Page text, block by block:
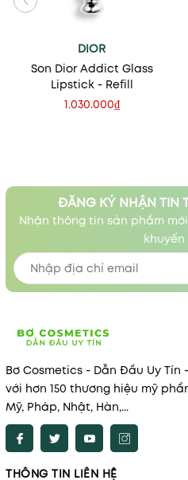
DIOR
Son Dior Addict Glass
Lipstick - Refill
1.030.000₫
ĐĂNG KÝ NHẬN TIN
Nhận thông tin sản phẩm
khuyến
Bơ Cosmetics - Dẫn Đầu Uy
với hơn 150 thương hiệu mỹ
Mỹ, Pháp, Nhật, Hàn,...
THÔNG TIN LIÊN HỆ